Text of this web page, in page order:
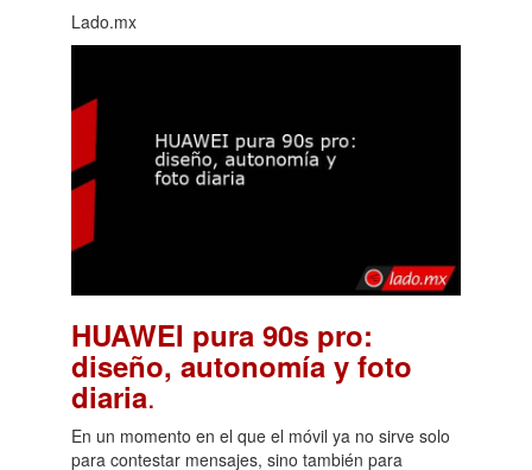
Lado.mx
HUAWEI pura 90s pro:
diseño, autonomía y foto
diaria.
En un momento en el que el móvil ya no sirve solo
para contestar mensajes, sino también para